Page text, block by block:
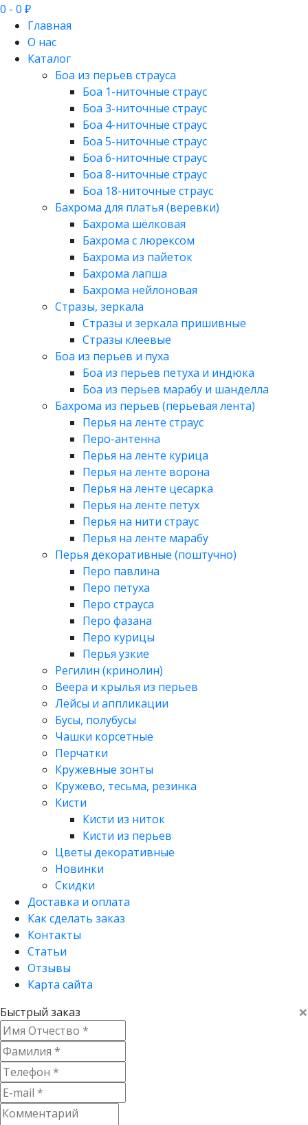
0 - 0 ₽
Главная
О нас
Каталог
Боа из перьев страуса
Боа 1-ниточные страус
Боа 3-ниточные страус
Боа 4-ниточные страус
Боа 5-ниточные страус
Боа 6-ниточные страус
Боа 8-ниточные страус
Боа 18-ниточные страус
Бахрома для платья (веревки)
Бахрома шёлковая
Бахрома с люрексом
Бахрома из пайеток
Бахрома лапша
Бахрома нейлоновая
Стразы, зеркала
Стразы и зеркала пришивные
Стразы клеевые
Боа из перьев и пуха
Боа из перьев петуха и индюка
Боа из перьев марабу и шанделла
Бахрома из перьев (перьевая лента)
Перья на ленте страус
Перо-антенна
Перья на ленте курица
Перья на ленте ворона
Перья на ленте цесарка
Перья на ленте петух
Перья на нити страус
Перья на ленте марабу
Перья декоративные (поштучно)
Перо павлина
Перо петуха
Перо страуса
Перо фазана
Перо курицы
Перья узкие
Регилин (кринолин)
Веера и крылья из перьев
Лейсы и аппликации
Бусы, полубусы
Чашки корсетные
Перчатки
Кружевные зонты
Кружево, тесьма, резинка
Кисти
Кисти из ниток
Кисти из перьев
Цветы декоративные
Новинки
Скидки
Доставка и оплата
Как сделать заказ
Контакты
Статьи
Отзывы
Карта сайта
×
Быстрый заказ